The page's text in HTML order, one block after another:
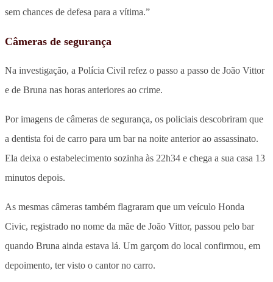
sem chances de defesa para a vítima.”
Câmeras de segurança
Na investigação, a Polícia Civil refez o passo a passo de João Vittor
e de Bruna nas horas anteriores ao crime.
Por imagens de câmeras de segurança, os policiais descobriram que
a dentista foi de carro para um bar na noite anterior ao assassinato.
Ela deixa o estabelecimento sozinha às 22h34 e chega a sua casa 13
minutos depois.
As mesmas câmeras também flagraram que um veículo Honda
Civic, registrado no nome da mãe de João Vittor, passou pelo bar
quando Bruna ainda estava lá. Um garçom do local confirmou, em
depoimento, ter visto o cantor no carro.